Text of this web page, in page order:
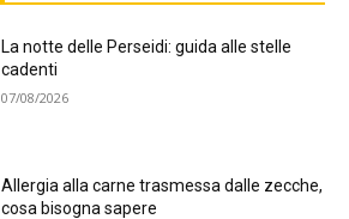
La notte delle Perseidi: guida alle stelle
cadenti
07/08/2026
Allergia alla carne trasmessa dalle zecche,
cosa bisogna sapere